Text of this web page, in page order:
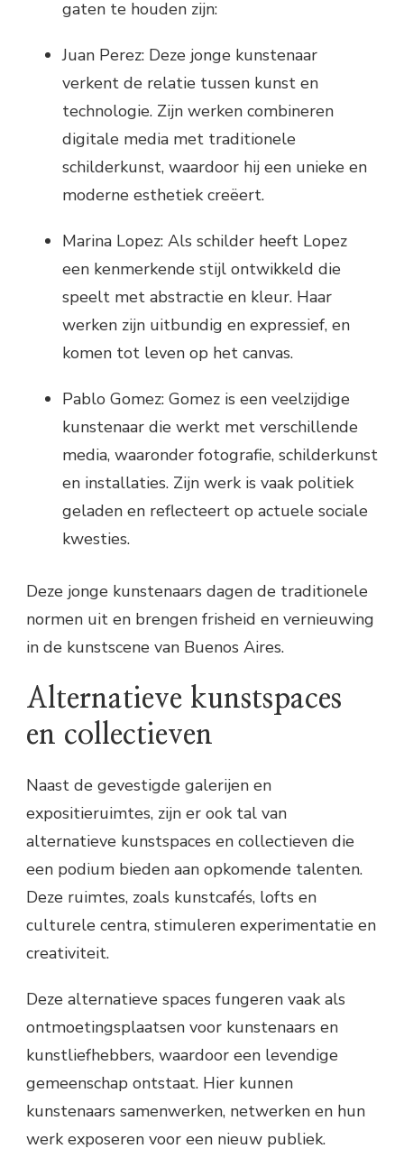
gaten te houden zijn:
Juan Perez: Deze jonge kunstenaar
verkent de relatie tussen kunst en
technologie. Zijn werken combineren
digitale media met traditionele
schilderkunst, waardoor hij een unieke en
moderne esthetiek creëert.
Marina Lopez: Als schilder heeft Lopez
een kenmerkende stijl ontwikkeld die
speelt met abstractie en kleur. Haar
werken zijn uitbundig en expressief, en
komen tot leven op het canvas.
Pablo Gomez: Gomez is een veelzijdige
kunstenaar die werkt met verschillende
media, waaronder fotografie, schilderkunst
en installaties. Zijn werk is vaak politiek
geladen en reflecteert op actuele sociale
kwesties.
Deze jonge kunstenaars dagen de traditionele
normen uit en brengen frisheid en vernieuwing
in de kunstscene van Buenos Aires.
Alternatieve kunstspaces
en collectieven
Naast de gevestigde galerijen en
expositieruimtes, zijn er ook tal van
alternatieve kunstspaces en collectieven die
een podium bieden aan opkomende talenten.
Deze ruimtes, zoals kunstcafés, lofts en
culturele centra, stimuleren experimentatie en
creativiteit.
Deze alternatieve spaces fungeren vaak als
ontmoetingsplaatsen voor kunstenaars en
kunstliefhebbers, waardoor een levendige
gemeenschap ontstaat. Hier kunnen
kunstenaars samenwerken, netwerken en hun
werk exposeren voor een nieuw publiek.